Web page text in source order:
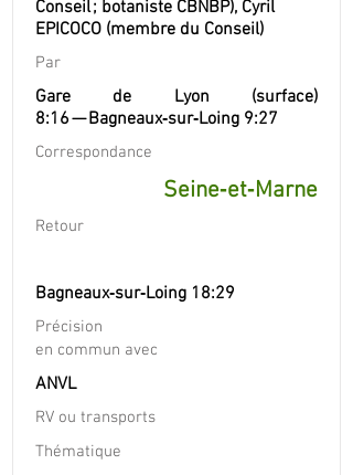
Conseil ; botaniste CBNBP), Cyril
EPICOCO (membre du Conseil)
Par
Gare de Lyon (surface)
8:16 — Bagneaux‐sur‐Loing 9:27
Correspondance
Seine‐et‐Marne
Retour
Bagneaux‐sur‐Loing 18:29
Précision
en commun avec
ANVL
RV ou transports
Thématique